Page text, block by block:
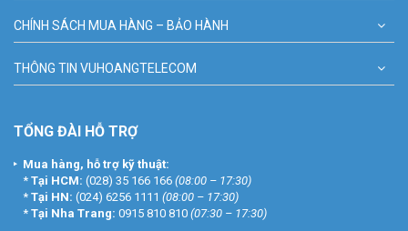
CHÍNH SÁCH MUA HÀNG – BẢO HÀNH
THÔNG TIN VUHOANGTELECOM
TỔNG ĐÀI HỖ TRỢ
Mua hàng, hỗ trợ kỹ thuật:
* Tại HCM: (028) 35 166 166 (08:00 – 17:30)
* Tại HN: (024) 6256 1111 (08:00 – 17:30)
* Tại Nha Trang: 0915 810 810 (07:30 – 17:30)